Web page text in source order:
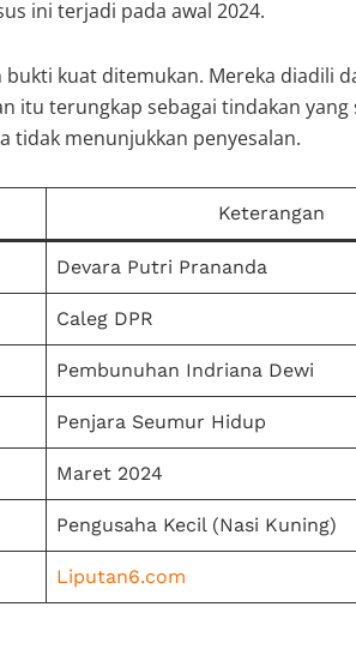
ini terjadi pada awal 2024.
kuat ditemukan. Mereka diadili
itu terungkap sebagai tindakan yang
tidak menunjukkan penyesalan.
Keterangan
Devara Putri Prananda
Caleg DPR
Pembunuhan Indriana Dewi
Penjara Seumur Hidup
Maret 2024
Pengusaha Kecil (Nasi Kuning)
Liputan6.com